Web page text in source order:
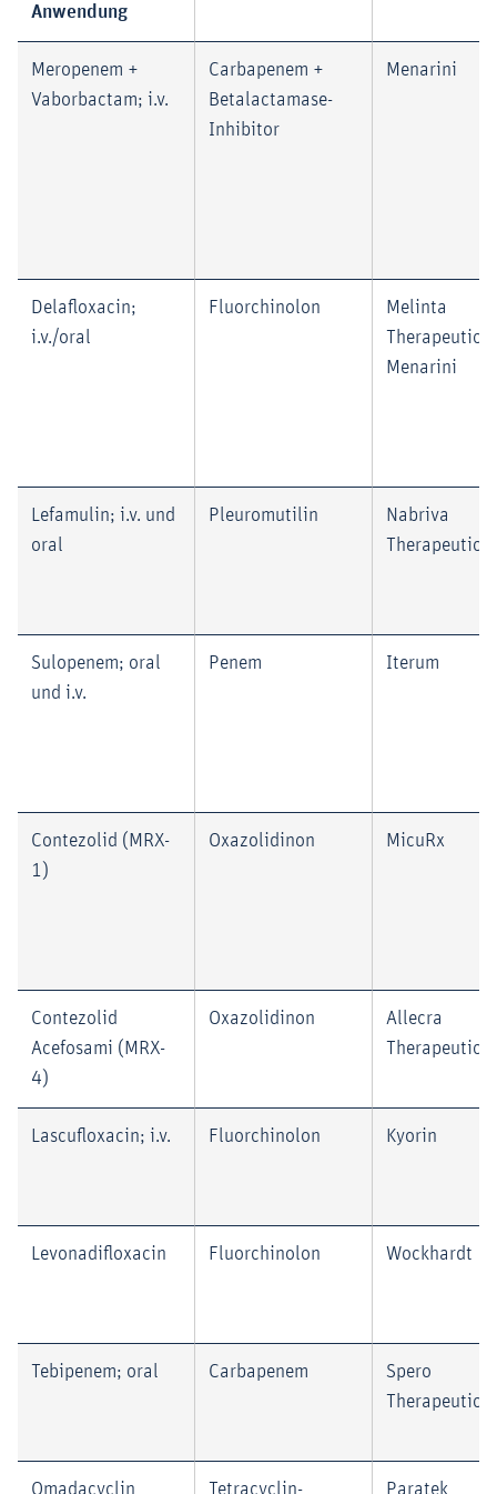
Anwendung
Meropenem +
Vaborbactam; i.v.
Carbapenem +
Betalactamase-
Inhibitor
Menarini
Delafloxacin;
i.v./oral
Fluorchinolon
Melinta
Therapeutics
Menarini
Lefamulin; i.v. und
oral
Pleuromutilin
Nabriva
Therapeutics
Sulopenem; oral
und i.v.
Penem Iterum
Contezolid (MRX-
1)
Oxazolidinon MicuRx
Contezolid
Acefosami (MRX-
4)
Oxazolidinon
Allecra
Therapeutics
Lascufloxacin; i.v. Fluorchinolon Kyorin
Levonadifloxacin Fluorchinolon Wockhardt
Tebipenem; oral Carbapenem
Spero
Therapeutics